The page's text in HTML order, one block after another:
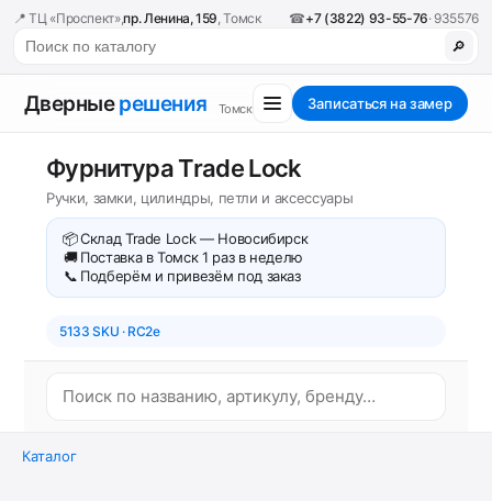
📍 ТЦ «Проспект»,пр. Ленина, 159, Томск ☎+7 (3822) 93-55-76· 935576
🔎
Дверныерешения Томск Записаться на замер
Фурнитура Trade Lock
Ручки, замки, цилиндры, петли и аксессуары
📦Склад Trade Lock — Новосибирск
🚚 Поставка в Томск 1 раз в неделю
📞 Подберём и привезём под заказ
5133 SKU · RC2e
Каталог